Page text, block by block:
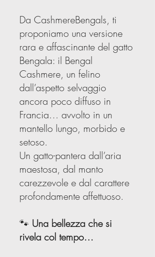
Da CashmereBengals, ti
proponiamo una versione
rara e affascinante del gatto
Bengala: il Bengal
Cashmere, un felino
dall’aspetto selvaggio
ancora poco diffuso in
Francia… avvolto in un
mantello lungo, morbido e
setoso.
Un gatto-pantera dall’aria
maestosa, dal manto
carezzevole e dal carattere
profondamente affettuoso.
🐾 Una bellezza che si
rivela col tempo…